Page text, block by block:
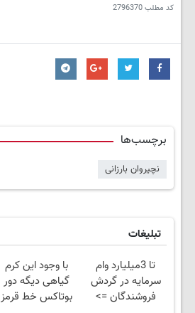
کد مطلب2796370
برچسب‌ها
نچیروان بارزانی
تبلیغات
تا 3میلیارد وام
سرمایه در گردش
فروشندگان =>
با وجود این کرم
گیاهی دیگه دور
بوتاکس خط قرمز